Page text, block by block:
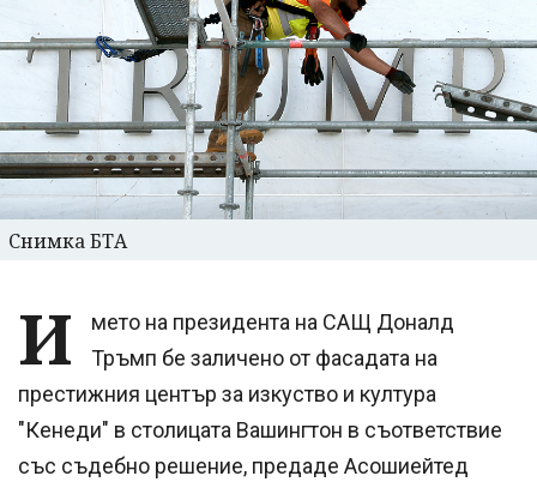
Снимка БТА
И
мето на президента на САЩ Доналд
Тръмп бе заличено от фасадата на
престижния център за изкуство и култура
"Кенеди" в столицата Вашингтон в съответствие
със съдебно решение, предаде Асошиейтед